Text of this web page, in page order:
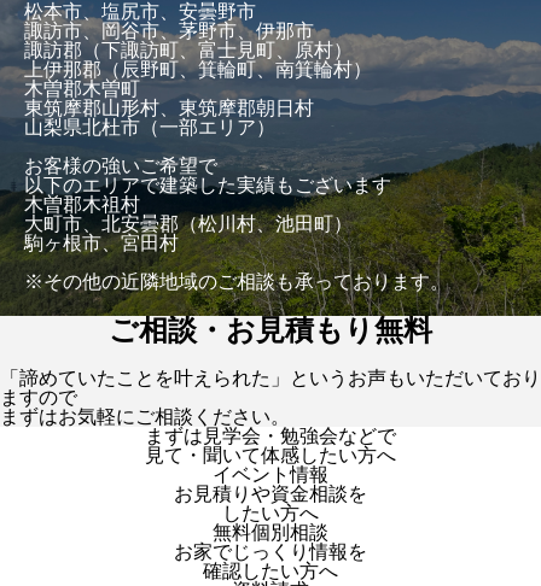
松本市、塩尻市、安曇野市
諏訪市、岡谷市、茅野市、伊那市
諏訪郡（下諏訪町、富士見町、原村）
上伊那郡（辰野町、箕輪町、南箕輪村）
木曽郡木曽町
東筑摩郡山形村、東筑摩郡朝日村
山梨県北杜市（一部エリア）
お客様の強いご希望で
以下のエリアで建築した実績もございます
木曽郡木祖村
大町市、北安曇郡（松川村、池田町）
駒ヶ根市、宮田村
※その他の近隣地域のご相談も承っております。
ご相談・お見積もり無料
「諦めていたことを叶えられた」というお声もいただいており
ますので
まずはお気軽にご相談ください。
まずは見学会・勉強会などで
見て・聞いて体感したい方へ
イベント情報
お見積りや資金相談を
したい方へ
無料個別相談
お家でじっくり情報を
確認したい方へ